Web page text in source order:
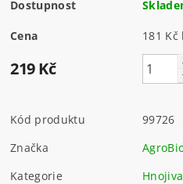
Dostupnost
Cena
219 Kč
Kód produktu
99726
Značka
Kategorie
Hnojiva